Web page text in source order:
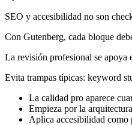
SEO y accesibilidad no son
Con Gutenberg, cada bloque
La revisión profesional se apoya
Evita trampas típicas: keyword
La calidad pro aparece
Empieza por la
Aplica accesibilidad como